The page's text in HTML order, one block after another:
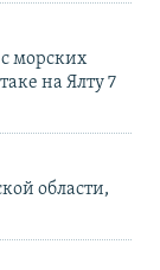
морских
на Ялту 7
области,